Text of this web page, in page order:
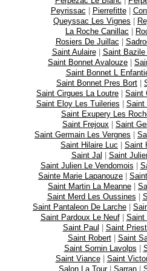
Peyrissac | Pierrefitte|
Queyssac Les Vignes |
La Roche Canillac |
Rosiers De Juillac |
Saint Aulaire| Saint Bazile
Saint Bonnet Avalouze |
Saint Bonnet L
Saint Bonnet Pres Bort |
Saint Cirgues La Loutre | Saint
Saint Eloy Les Tuileries | Saint
Saint Exupery Les
Saint Frejoux | Saint
Saint Germain Les Vergnes |
Saint Hilaire Luc | Saint
Saint Jal | Saint
Saint Julien Le Vendomois |
Sainte Marie Lapanouze |
Saint Martin La Meanne |
Saint Merd Les Oussines |
Saint Pantaleon De Larche |
Saint Pardoux Le Neuf| Saint
Saint Paul | Saint
Saint Robert| Saint
Saint Sornin Lavolps |
Saint Viance| Saint
Salon La Tour| Sarran|